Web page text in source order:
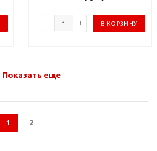
В КОРЗИНУ
Показать еще
1 2